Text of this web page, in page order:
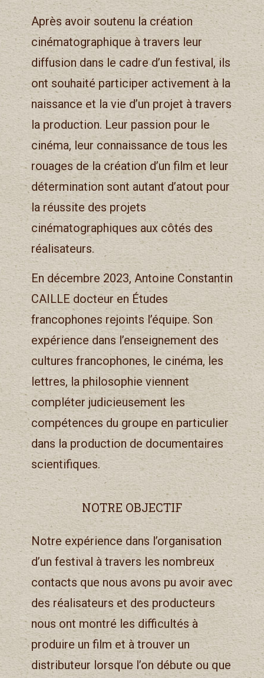
Après avoir soutenu la création
cinématographique à travers leur
diffusion dans le cadre d’un festival, ils
ont souhaité participer activement à la
naissance et la vie d’un projet à travers
la production. Leur passion pour le
cinéma, leur connaissance de tous les
rouages de la création d’un film et leur
détermination sont autant d’atout pour
la réussite des projets
cinématographiques aux côtés des
réalisateurs.
En décembre 2023, Antoine Constantin
CAILLE docteur en Études
francophones rejoints l’équipe. Son
expérience dans l’enseignement des
cultures francophones, le cinéma, les
lettres, la philosophie viennent
compléter judicieusement les
compétences du groupe en particulier
dans la production de documentaires
scientifiques.
NOTRE OBJECTIF
Notre expérience dans l’organisation
d’un festival à travers les nombreux
contacts que nous avons pu avoir avec
des réalisateurs et des producteurs
nous ont montré les difficultés à
produire un film et à trouver un
distributeur lorsque l’on débute ou que